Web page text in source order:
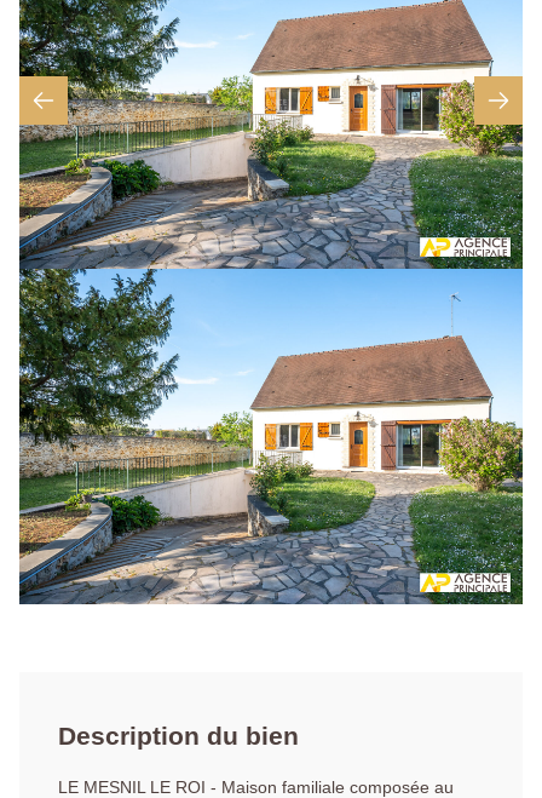
Description du bien
LE MESNIL LE ROI - Maison familiale composée au